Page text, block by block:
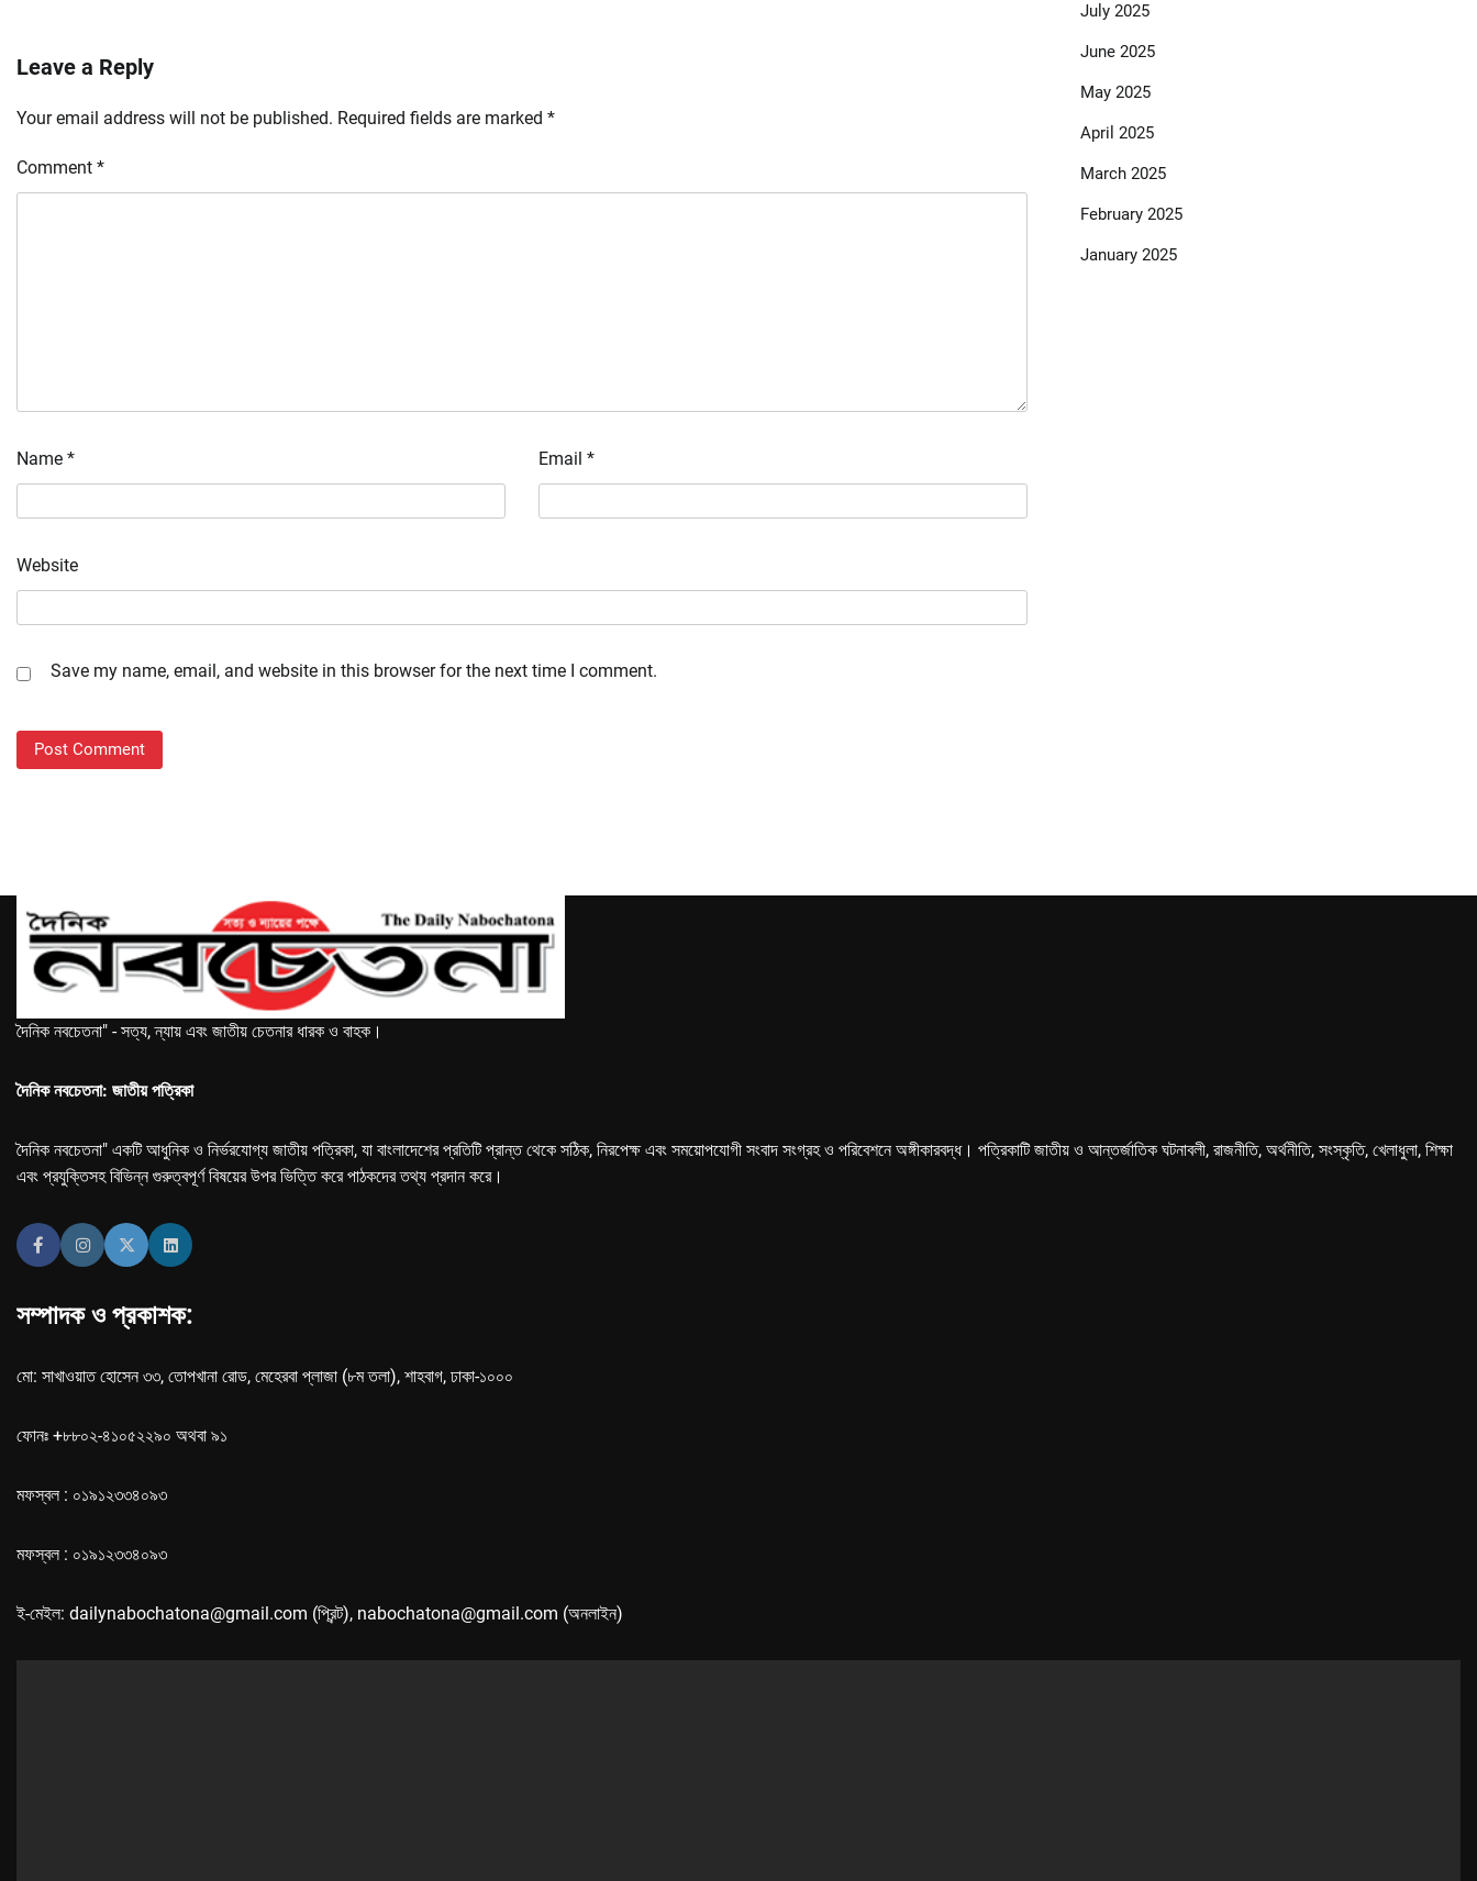
Leave a Reply
Your email address will not be published. Required fields are marked *
Comment *
Name * Email *
Website
Save my name, email, and website in this browser for the next time I comment.
July 2025
June 2025
May 2025
April 2025
March 2025
February 2025
January 2025
দৈনিক নবচেতনা" - সত্য, ন্যায় এবং জাতীয় চেতনার ধারক ও বাহক।
দৈনিক নবচেতনা: জাতীয় পত্রিকা
দৈনিক নবচেতনা" একটি আধুনিক ও নির্ভরযোগ্য জাতীয় পত্রিকা, যা বাংলাদেশের প্রতিটি প্রান্ত থেকে সঠিক, নিরপেক্ষ এবং সময়োপযোগী সংবাদ সংগ্রহ ও পরিবেশনে অঙ্গীকারবদ্ধ। পত্রিকাটি জাতীয় ও আন্তর্জাতিক ঘটনাবলী, রাজনীতি, অর্থনীতি, সংস্কৃতি, খেলাধুলা, শিক্ষা
এবং প্রযুক্তিসহ বিভিন্ন গুরুত্বপূর্ণ বিষয়ের উপর ভিত্তি করে পাঠকদের তথ্য প্রদান করে।
সম্পাদক ও প্রকাশক:
মো: সাখাওয়াত হোসেন ৩৩, তোপখানা রোড, মেহেরবা প্লাজা (৮ম তলা), শাহবাগ, ঢাকা-১০০০
ফোনঃ +৮৮০২-৪১০৫২২৯০ অথবা ৯১
মফস্বল : ০১৯১২৩৩৪০৯৩
মফস্বল : ০১৯১২৩৩৪০৯৩
ই-মেইল: dailynabochatona@gmail.com (প্রিন্ট), nabochatona@gmail.com (অনলাইন)